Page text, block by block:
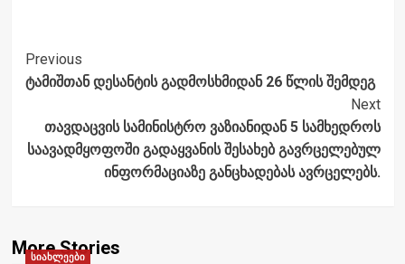
Post
Navigation
Previous
ტამიშთან დესანტის გადმოსხმიდან 26 წლის შემდეგ
Next
თავდაცვის სამინისტრო ვაზიანიდან 5 სამხედროს
საავადმყოფოში გადაყვანის შესახებ გავრცელებულ
ინფორმაციაზე განცხადებას ავრცელებს.
More Stories
სიახლეები